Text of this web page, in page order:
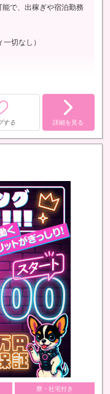
で、出稼ぎや宿泊勤務
切なし）
にも柔軟に対応していま
する 詳細を見る
寮・社宅付き